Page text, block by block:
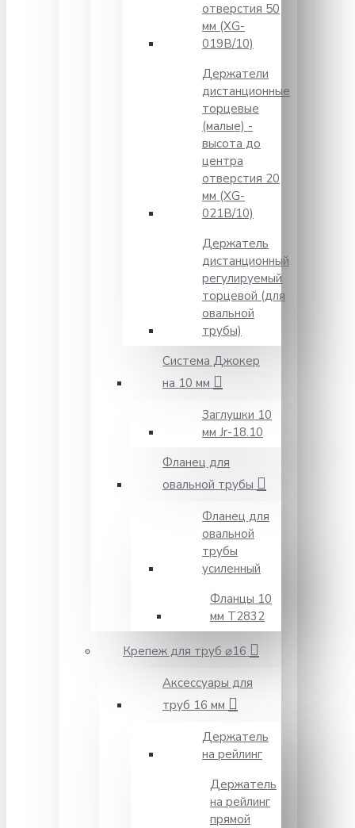
отверстия 50
мм (XG-
019B/10)
Держатели
дистанционные
торцевые
(малые) -
высота до
центра
отверстия 20
мм (XG-
021B/10)
Держатель
дистанционный
регулируемый
торцевой (для
овальной
трубы)
Система Джокер
на 10 мм
Заглушки 10
мм Jr-18.10
Фланец для
овальной трубы
Фланец для
овальной
трубы
усиленный
Фланцы 10
мм Т2832
Крепеж для труб ⌀16
Аксессуары для
труб 16 мм
Держатель
на рейлинг
Держатель
на рейлинг
прямой